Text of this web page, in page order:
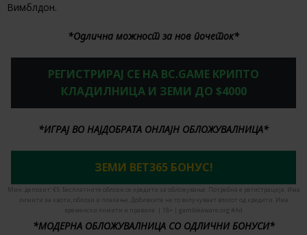
Вимблдон.
*Одлична можност за нов почеток*
РЕГИСТРИРАЈ СЕ НА BC.GAME КРИПТО
КЛАДИЛНИЦА И ЗЕМИ ДО $4000
*ИГРАЈ ВО НАЈДОБРАТА ОНЛАЈН ОБЛОЖУВАЛНИЦА*
ЗЕМИ BET365 БОНУС!
Мин. депозит: €5. Бесплатните облози се кредити за обложување. Потребна е регистрација. Има
лимити за квоти, облози и плаќање. Добивките не го вклучуваат влогот од кредити. Има
временски лимити и правила. | 18+ | gambleaware.org #Ad
*МОДЕРНА ОБЛОЖУВАЛНИЦА СО ОДЛИЧНИ БОНУСИ*